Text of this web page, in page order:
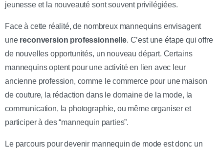
jeunesse et la nouveauté sont souvent privilégiées.
Face à cette réalité, de nombreux mannequins envisagent
une reconversion professionnelle. C’est une étape qui offre
de nouvelles opportunités, un nouveau départ. Certains
mannequins optent pour une activité en lien avec leur
ancienne profession, comme le commerce pour une maison
de couture, la rédaction dans le domaine de la mode, la
communication, la photographie, ou même organiser et
participer à des “mannequin parties”.
Le parcours pour devenir mannequin de mode est donc un